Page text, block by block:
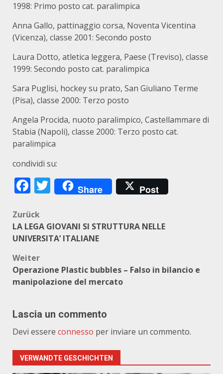
1998: Primo posto cat. paralimpica
Anna Gallo, pattinaggio corsa, Noventa Vicentina
(Vicenza), classe 2001: Secondo posto
Laura Dotto, atletica leggera, Paese (Treviso), classe
1999: Secondo posto cat. paralimpica
Sara Puglisi, hockey su prato, San Giuliano Terme
(Pisa), classe 2000: Terzo posto
Angela Procida, nuoto paralimpico, Castellammare di
Stabia (Napoli), classe 2000: Terzo posto cat.
paralimpica
condividi su:
Facebook
Twitter
Share Post
Beitragsnavigation
Zurück
LA LEGA GIOVANI SI STRUTTURA NELLE
UNIVERSITA’ ITALIANE
Weiter
Operazione Plastic bubbles – Falso in bilancio e
manipolazione del mercato
Lascia un commento
Devi essere connesso per inviare un commento.
VERWANDTE GESCHICHTEN